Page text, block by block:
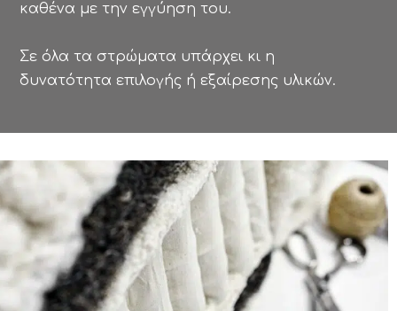
καθένα με την εγγύηση του.
Σε όλα τα στρώματα υπάρχει κι η
δυνατότητα επιλογής ή εξαίρεσης υλικών.